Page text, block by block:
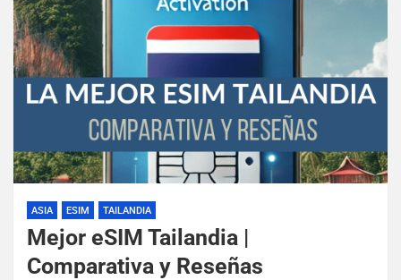
ASIA ESIM TAILANDIA
Mejor eSIM Tailandia |
Comparativa y Reseñas